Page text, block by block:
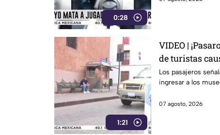
0:28
1:21
VIDEO |
de turistas
Guanajuato
Los pasajeros
ingresar a los
07 agosto, 2026